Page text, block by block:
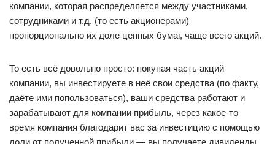
компании, которая распределяется между участниками,
сотрудниками и т.д. (то есть акционерами)
пропорционально их доле ценных бумаг, чаще всего акций.
То есть всё довольно просто: покупая часть акций
компании, вы инвестируете в неё свои средства (по факту,
даёте ими попользоваться), ваши средства работают и
зарабатывают для компании прибыль, через какое-то
время компания благодарит вас за инвестицию с помощью
доли от полученной прибыли — вы получаете дивиденды.